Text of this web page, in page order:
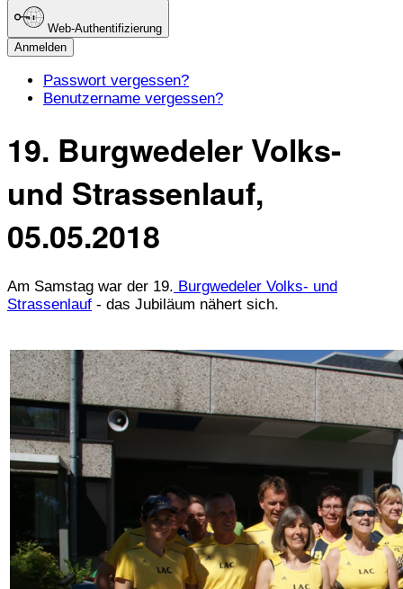
Web-Authentifizierung
Anmelden
Passwort vergessen?
Benutzername vergessen?
19. Burgwedeler Volks-
und Strassenlauf,
05.05.2018
Am Samstag war der 19. Burgwedeler Volks- und
Strassenlauf - das Jubiläum nähert sich.